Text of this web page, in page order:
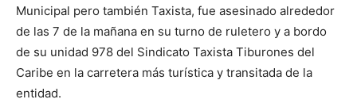
Municipal pero también Taxista, fue asesinado alrededor
de las 7 de la mañana en su turno de ruletero y a bordo
de su unidad 978 del Sindicato Taxista Tiburones del
Caribe en la carretera más turística y transitada de la
entidad.